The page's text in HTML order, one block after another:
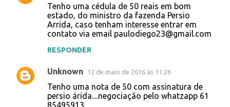
Tenho uma cédula de 50 reais em bom
estado, do ministro da fazenda Persio
Arrida, caso tenham interesse entrar em
contato via email paulodiego23@gmail.com
RESPONDER
Unknown 12 de maio de 2016 às 11:26
Tenho uma nota de 50 com assinatura de
persio árida....negociação pelo whatzapp 61